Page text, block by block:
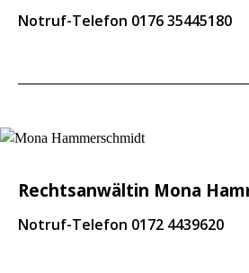
Notruf-Telefon 0176 35445180
Rechtsanwältin Mona
Notruf-Telefon 0172 4439620